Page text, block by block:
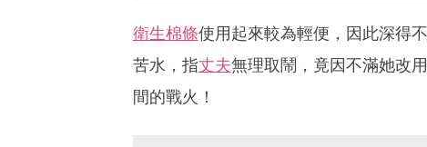
衛生棉條使用起來較為輕便，因此深得
苦水，指丈夫無理取鬧，竟因不滿她改
間的戰火！